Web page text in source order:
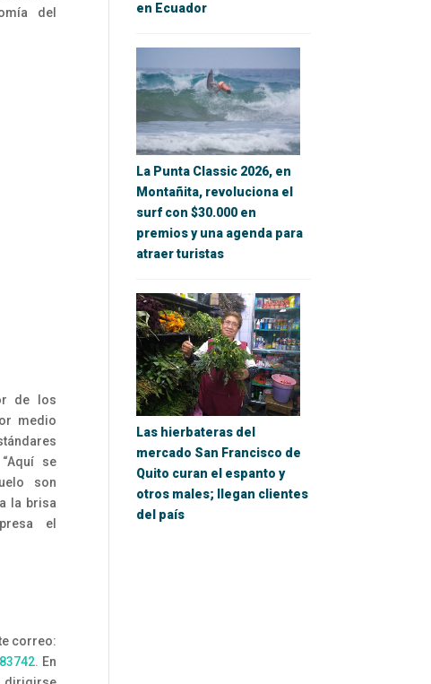
del
de los
medio
se
son
la brisa
el
correo:
En
en Ecuador
La Punta Classic 2026, en
Montañita, revoluciona el
surf con $30.000 en
premios y una agenda para
atraer turistas
Las hierbateras del
mercado San Francisco de
Quito curan el espanto y
otros males; llegan clientes
del país